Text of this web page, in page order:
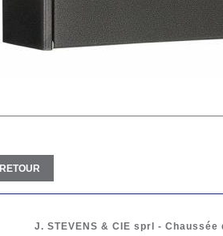
RETOUR
J. STEVENS & CIE sprl - Chaussée